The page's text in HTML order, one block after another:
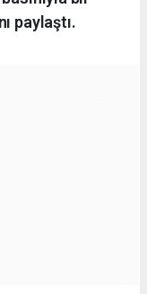
paylaştı.